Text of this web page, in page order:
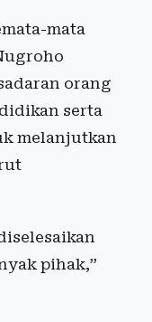
mata
orang
serta
melanjutkan
pihak,”